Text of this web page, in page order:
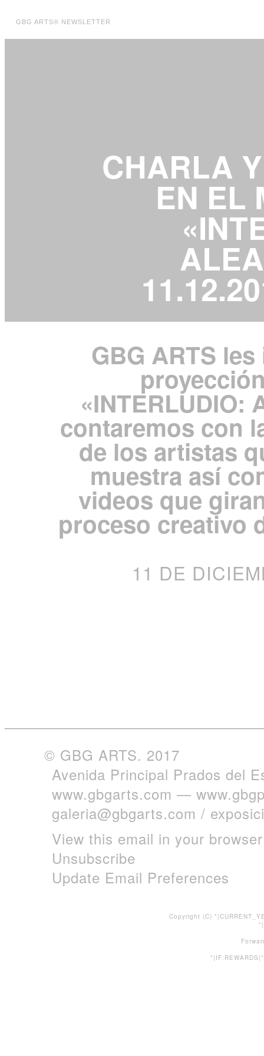
GBG ARTS® NEWSLETTER
CHARLA
EN EL
GBG ARTS
«INTERLUDIO:
contaremos con
de los artistas
muestra así
videos que
proceso creativo
11 DE
© GBG ARTS. 2017
Avenida Principal Prados del
www.gbgarts.com —
galeria@gbgarts.com /
View this email in your browser
Unsubscribe
Update Email Preferences
Copyright (C)